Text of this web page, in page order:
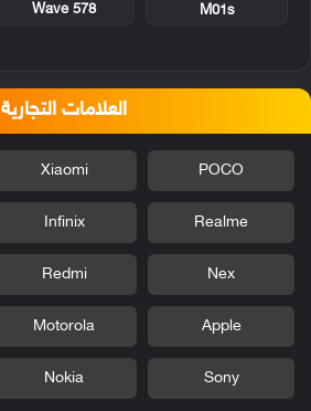
M01s
Wave 578
العلامات التجارية
POCO
Xiaomi
Realme
Infinix
Nex
Redmi
Apple
Motorola
Sony
Nokia